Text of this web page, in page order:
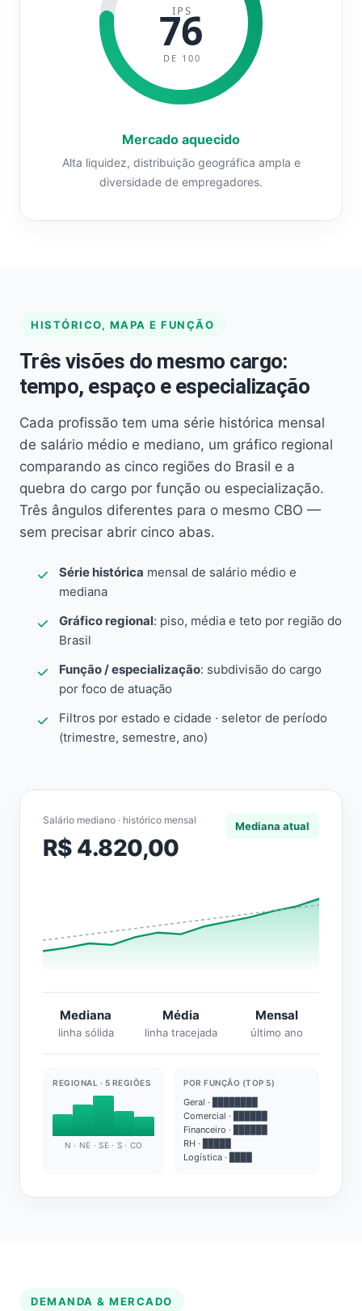
IPS
76
DE 100
Mercado aquecido
Alta liquidez, distribuição geográfica ampla e
diversidade de empregadores.
HISTÓRICO, MAPA E FUNÇÃO
Três visões do mesmo cargo:
tempo, espaço e especialização
Cada profissão tem uma série histórica mensal
de salário médio e mediano, um gráfico regional
comparando as cinco regiões do Brasil e a
quebra do cargo por função ou especialização.
Três ângulos diferentes para o mesmo CBO —
sem precisar abrir cinco abas.
Série histórica mensal de salário médio e
mediana
Gráfico regional: piso, média e teto por região do
Brasil
Função / especialização: subdivisão do cargo
por foco de atuação
Filtros por estado e cidade · seletor de período
(trimestre, semestre, ano)
Salário mediano · histórico mensal
R$ 4.820,00
Mediana atual
Mediana
linha sólida
Média
linha tracejada
Mensal
último ano
REGIONAL · 5 REGIÕES
N · NE · SE · S · CO
POR FUNÇÃO (TOP 5)
Geral · ████████
Comercial · ██████
Financeiro · ██████
RH · █████
Logística · ████
DEMANDA & MERCADO